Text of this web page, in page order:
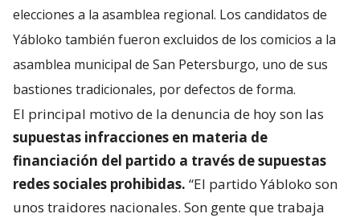
elecciones a la asamblea regional. Los candidatos de
Yábloko también fueron excluidos de los comicios a la
asamblea municipal de San Petersburgo, uno de sus
bastiones tradicionales, por defectos de forma.
El principal motivo de la denuncia de hoy son las
supuestas infracciones en materia de
financiación del partido a través de supuestas
redes sociales prohibidas. “El partido Yábloko son
unos traidores nacionales. Son gente que trabaja